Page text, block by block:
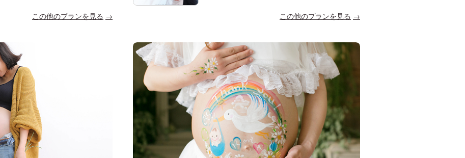
この他のプランを見る この他のプランを見る